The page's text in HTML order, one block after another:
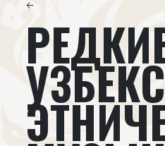
Авторы
Издательство
Проекты
Книги
←